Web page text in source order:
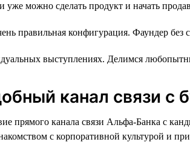
можно сделать продукт и начать
правильная конфигурация. Фаундер
выступлениях. Делимся
канал связи с
прямого канала связи Альфа-Банка с
с корпоративной культурой и